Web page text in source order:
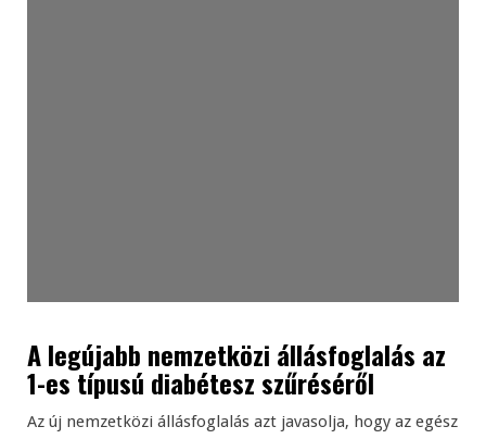
A legújabb nemzetközi állásfoglalás az
1-es típusú diabétesz szűréséről
Az új nemzetközi állásfoglalás azt javasolja, hogy az egész